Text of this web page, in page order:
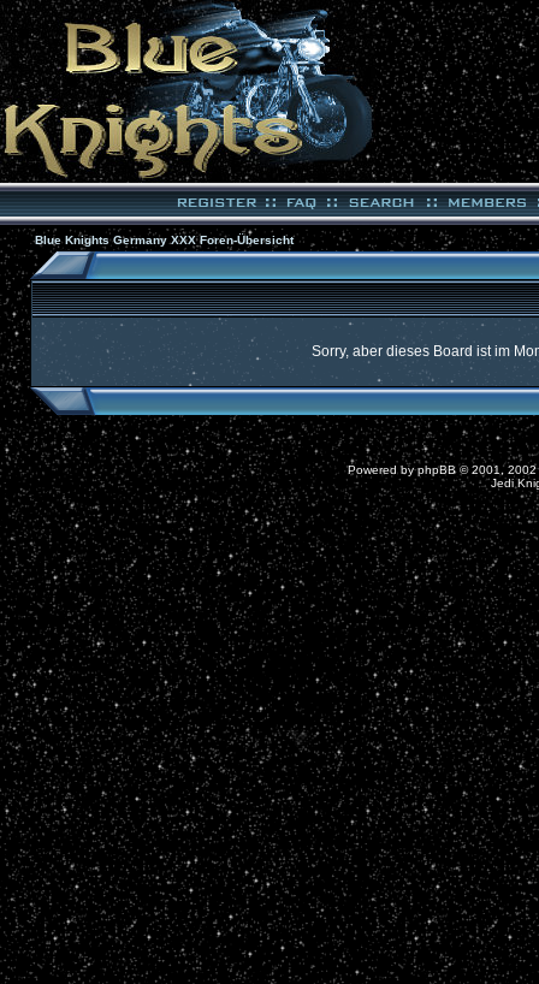
Blue Knights Germany XXX Foren-Übersicht
Sorry, aber dieses Board ist im
Powered byphpBB© 2001, 2002
Jedi